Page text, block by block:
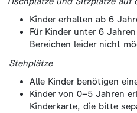
Kinder erhalten ab 6
Für Kinder unter 6
Bereichen leider nicht
Stehplätze
Alle Kinder benötigen
Kinder von 0–5 Jahren
Kinderkarte, die bitte